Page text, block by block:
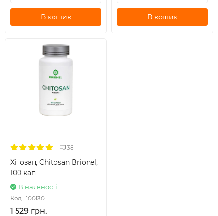
В кошик В кошик
38
Хітозан, Chitosan Brionel,
100 кап
В наявності
Код: 100130
1 529 грн.